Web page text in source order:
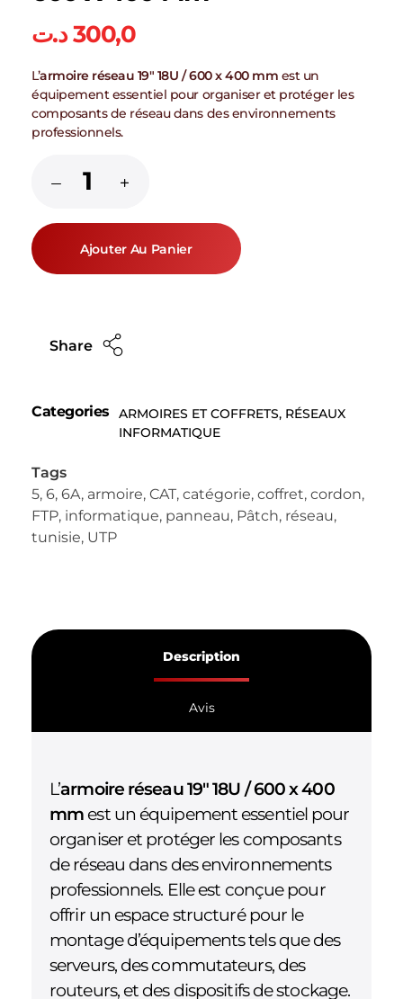
300,0د.ت
L’armoire réseau 19″ 18U / 600 x 400 mm est un
équipement essentiel pour organiser et protéger les
composants de réseau dans des environnements
professionnels.
Ajouter Au Panier
Share
Categories ARMOIRES ET COFFRETS, RÉSEAUX
INFORMATIQUE
Tags
5, 6, 6A, armoire, CAT, catégorie, coffret, cordon,
FTP, informatique, panneau, Pâtch, réseau,
tunisie, UTP
Description
Avis
L’armoire réseau 19″ 18U / 600 x 400
mm est un équipement essentiel pour
organiser et protéger les composants
de réseau dans des environnements
professionnels. Elle est conçue pour
offrir un espace structuré pour le
montage d’équipements tels que des
serveurs, des commutateurs, des
routeurs, et des dispositifs de stockage.